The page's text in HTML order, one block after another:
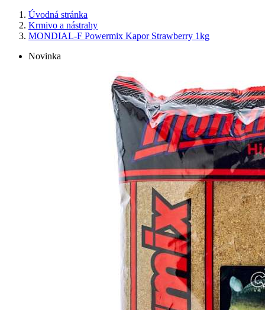
Úvodná stránka
Krmivo a nástrahy
MONDIAL-F Powermix Kapor Strawberry 1kg
Novinka